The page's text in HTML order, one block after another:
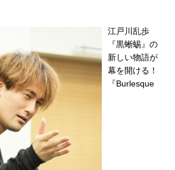
江戸川乱歩
『黒蜥蜴』の
新しい物語が
幕を開ける！
『Burlesque